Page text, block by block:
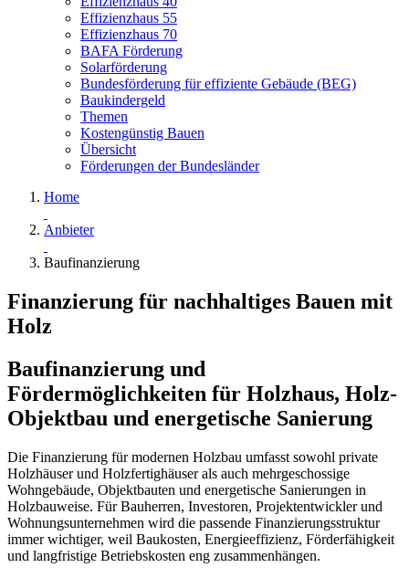
Effizienzhaus 55
Effizienzhaus 70
BAFA Förderung
Solarförderung
Bundesförderung für effiziente Gebäude (BEG)
Baukindergeld
Themen
Kostengünstig Bauen
Übersicht
Förderungen der Bundesländer
Home
Anbieter
Baufinanzierung
Finanzierung für nachhaltiges Bauen mit
Holz
Baufinanzierung und
Fördermöglichkeiten für Holzhaus, Holz-
Objektbau und energetische Sanierung
Die Finanzierung für modernen Holzbau umfasst sowohl private
Holzhäuser und Holzfertighäuser als auch mehrgeschossige
Wohngebäude, Objektbauten und energetische Sanierungen in
Holzbauweise. Für Bauherren, Investoren, Projektentwickler und
Wohnungsunternehmen wird die passende Finanzierungsstruktur
immer wichtiger, weil Baukosten, Energieeffizienz, Förderfähigkeit
und langfristige Betriebskosten eng zusammenhängen.